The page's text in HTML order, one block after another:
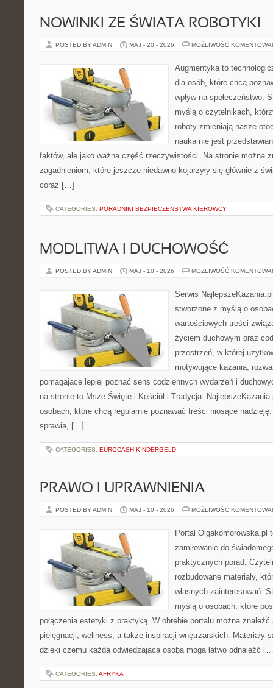
NOWINKI ZE ŚWIATA ROBOTYKI
POSTED BY ADMIN MAJ - 20 - 2026 MOŻLIWOŚĆ
Augmentyka to
dla osób, które chcą
wpływ na społeczeństwo.
myślą o czytelnikach,
roboty zmieniają nasze
nauka nie jest
faktów, ale jako ważna część rzeczywistości. Na stronie można
zagadnieniom, które jeszcze niedawno kojarzyły się głównie z
coraz […]
CATEGORIES: PORADNIKI BEZPIECZEŃSTWA KIEROWCY
MODLITWA I DUCHOWOŚĆ
POSTED BY ADMIN MAJ - 10 - 2026 MOŻLIWOŚĆ
Serwis
stworzone z myślą o
wartościowych treści
życiem duchowym oraz
przestrzeń, w której
motywujące kazania,
pomagające lepiej poznać sens codziennych wydarzeń i
na stronie to Msze Święte i Kościół i Tradycja.
osobach, które chcą regularnie poznawać treści niosące nadzieję.
sprawia, […]
CATEGORIES: EUROCASH KINDERGELD
PRAWO I UPRAWNIENIA
POSTED BY ADMIN MAJ - 10 - 2026 MOŻLIWOŚĆ
Portal Olgakomorowska.pl
zamiłowanie do
praktycznych porad.
rozbudowane materiały,
własnych zainteresowań.
myślą o osobach, które
połączenia estetyki z praktyką. W obrębie portalu można
pielęgnacji, wellness, a także inspiracji wnętrzarskich. Materiały
dzięki czemu każda odwiedzająca osoba mogą łatwo odnaleźć
CATEGORIES: AFRYKA